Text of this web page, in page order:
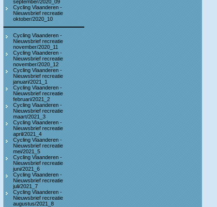
september/2020_09
Cycling Vlaanderen -
Nieuwsbrief recreatie
oktober/2020_10
Cycling Vlaanderen -
Nieuwsbrief recreatie
november/2020_11
Cycling Vlaanderen -
Nieuwsbrief recreatie
november/2020_12
Cycling Vlaanderen -
Nieuwsbrief recreatie
januari/2021_1
Cycling Vlaanderen -
Nieuwsbrief recreatie
februari/2021_2
Cycling Vlaanderen -
Nieuwsbrief recreatie
maart/2021_3
Cycling Vlaanderen -
Nieuwsbrief recreatie
april/2021_4
Cycling Vlaanderen -
Nieuwsbrief recreatie
mei/2021_5
Cycling Vlaanderen -
Nieuwsbrief recreatie
juni/2021_6
Cycling Vlaanderen -
Nieuwsbrief recreatie
juli/2021_7
Cycling Vlaanderen -
Nieuwsbrief recreatie
augustus/2021_8